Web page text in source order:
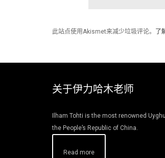
此站点使用Akismet来减少垃圾评论。 了
关于伊力哈木老师
Ilham Tohti is the most renowned
the People’s Republic of China.
Read more